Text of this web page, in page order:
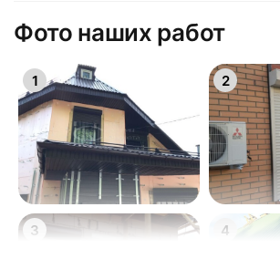
Фото наших работ
1 2
3 4